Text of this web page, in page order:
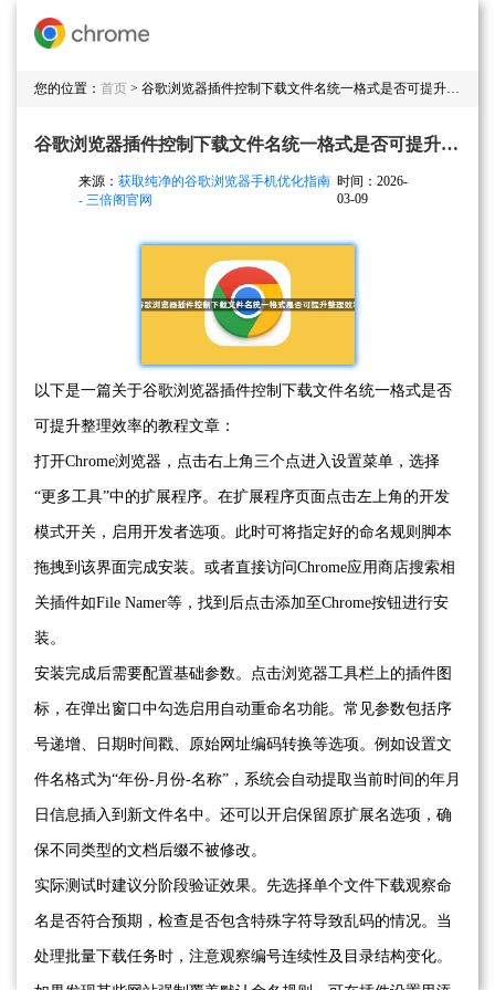
您的位置： 首页 > 谷歌浏览器插件控制下载文件名统一格式是否可提升整理效率
谷歌浏览器插件控制下载文件名统一格式是否可提升整理效率
来源： 获取纯净的谷歌浏览器手机优化指南
- 三倍阁官网
时间：2026-
03-09
以下是一篇关于谷歌浏览器插件控制下载文件名统一格式是否
可提升整理效率的教程文章：
打开Chrome浏览器，点击右上角三个点进入设置菜单，选择
“更多工具”中的扩展程序。在扩展程序页面点击左上角的开发
模式开关，启用开发者选项。此时可将指定好的命名规则脚本
拖拽到该界面完成安装。或者直接访问Chrome应用商店搜索相
关插件如File Namer等，找到后点击添加至Chrome按钮进行安
装。
安装完成后需要配置基础参数。点击浏览器工具栏上的插件图
标，在弹出窗口中勾选启用自动重命名功能。常见参数包括序
号递增、日期时间戳、原始网址编码转换等选项。例如设置文
件名格式为“年份-月份-名称”，系统会自动提取当前时间的年月
日信息插入到新文件名中。还可以开启保留原扩展名选项，确
保不同类型的文档后缀不被修改。
实际测试时建议分阶段验证效果。先选择单个文件下载观察命
名是否符合预期，检查是否包含特殊字符导致乱码的情况。当
处理批量下载任务时，注意观察编号连续性及目录结构变化。